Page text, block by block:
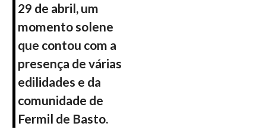
29 de abril, um
momento solene
que contou com a
presença de várias
edilidades e da
comunidade de
Fermil de Basto.